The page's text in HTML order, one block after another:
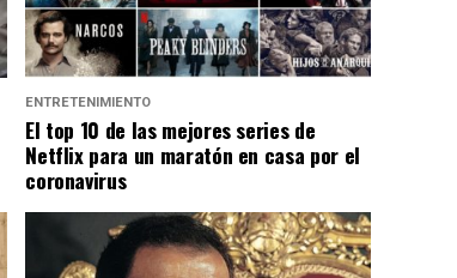
ENTRETENIMIENTO
El top 10 de las mejores series de
Netflix para un maratón en casa por el
coronavirus